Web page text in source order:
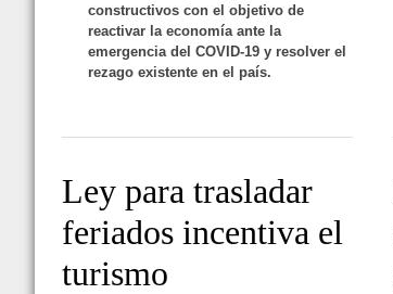
constructivos con el objetivo de
reactivar la economía ante la
emergencia del COVID-19 y resolver el
rezago existente en el país.
Ley para trasladar
feriados incentiva el
turismo